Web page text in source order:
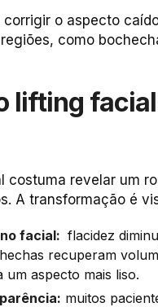
o aspecto
como
lifting
costuma revelar um
A transformação é
facial: flacidez
recuperam
aspecto mais liso.
muitos